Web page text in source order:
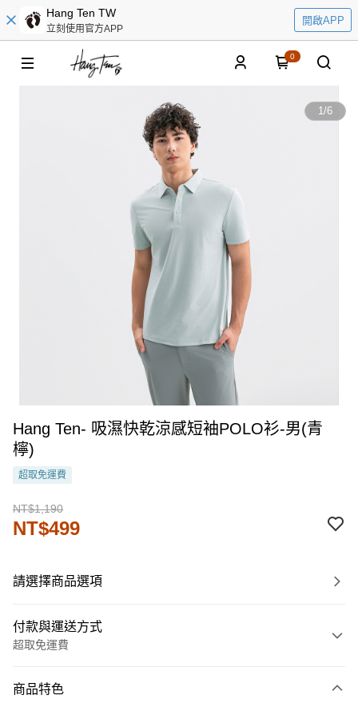
Hang Ten TW
立刻使用官方APP
開啟APP
0
1/6
Hang Ten- 吸濕快乾涼感短袖POLO衫-男(青
檸)
超取免運費
NT$1,190
NT$499
請選擇商品選項
付款與運送方式
超取免運費
信用卡一次付款
商品特色